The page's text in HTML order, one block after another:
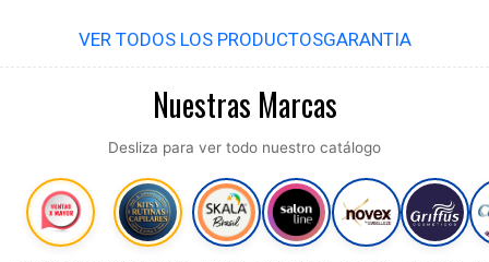
VER TODOS LOS PRODUCTOSGARANTIA
Nuestras Marcas
Desliza para ver todo nuestro catálogo